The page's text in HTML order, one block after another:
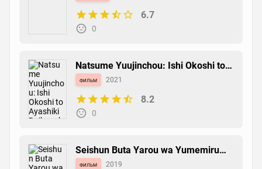
6.7
0
Natsume Yuujinchou: Ishi Okoshi to
Ayashiki Raihousha
фильм 2021
8.2
0
Seishun Buta Yarou wa Yumemiru
Shoujo no Yume wo Minai
фильм 2019